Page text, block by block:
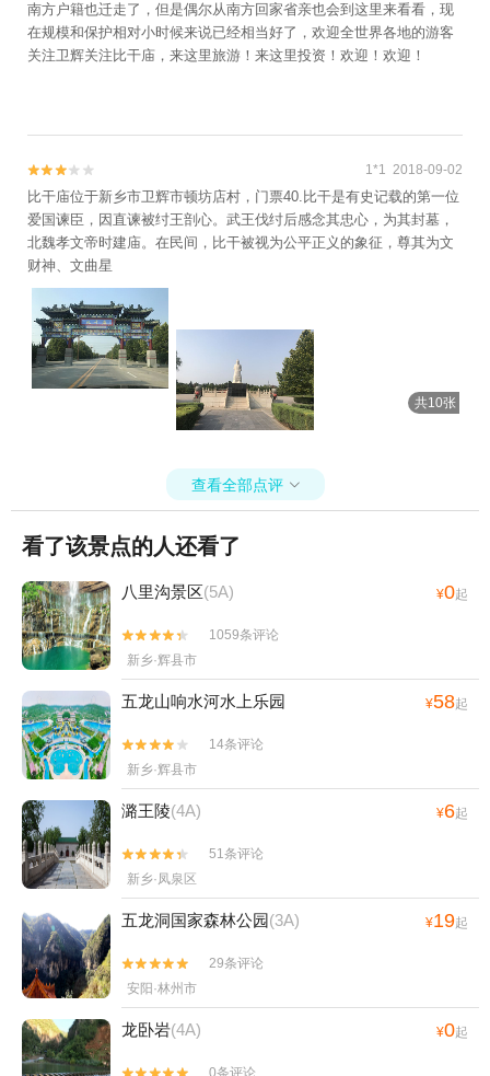
南方户籍也迁走了，但是偶尔从南方回家省亲也会到这里来看看，现
在规模和保护相对小时候来说已经相当好了，欢迎全世界各地的游客
关注卫辉关注比干庙，来这里旅游！来这里投资！欢迎！欢迎！

 1*1 2018-09-02
比干庙位于新乡市卫辉市顿坊店村，门票40.比干是有史记载的第一位
爱国谏臣，因直谏被纣王剖心。武王伐纣后感念其忠心，为其封墓，
北魏孝文帝时建庙。在民间，比干被视为公平正义的象征，尊其为文
财神、文曲星
共10张
查看全部点评
看了该景点的人还看了
八里沟景区(5A) ¥0起


1059条评论
新乡·辉县市
五龙山响水河水上乐园 58起


14条评论
新乡·辉县市
潞王陵(4A) ¥ 6起


51条评论
新乡·凤泉区
五龙洞国家森林公园 19起

 29条评论